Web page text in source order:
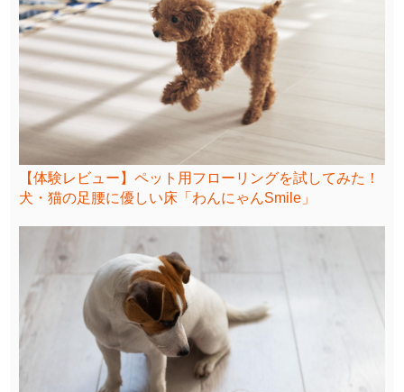
【体験レビュー】ペット用フローリングを試してみた！
犬・猫の足腰に優しい床「わんにゃんSmile」